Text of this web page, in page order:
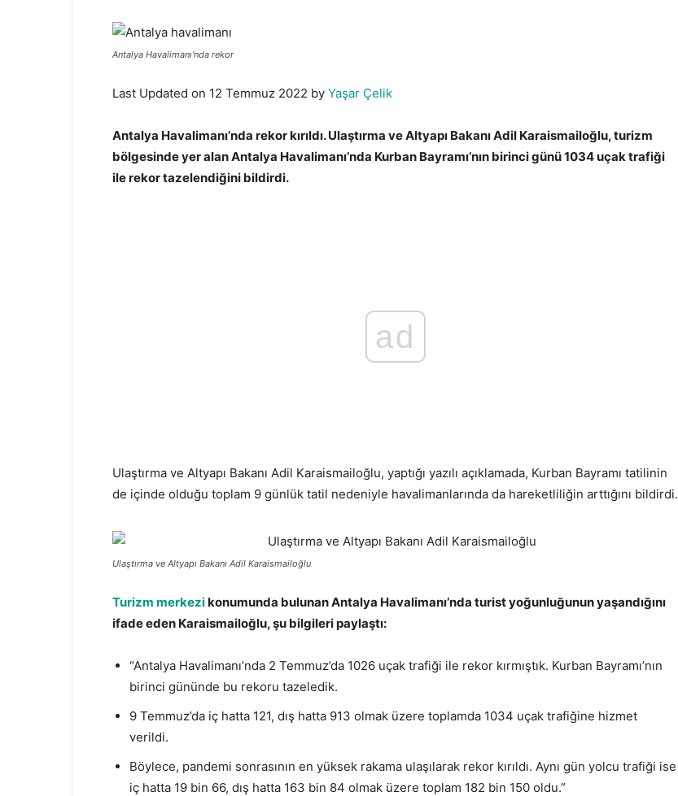
Antalya Havalimanı'nda rekor
Last Updated on 12 Temmuz 2022 by Yaşar Çelik
Antalya Havalimanı’nda rekor kırıldı. Ulaştırma ve Altyapı Bakanı Adil Karaismailoğlu, turizm
bölgesinde yer alan Antalya Havalimanı’nda Kurban Bayramı’nın birinci günü 1034 uçak trafiği
ile rekor tazelendiğini bildirdi.
ad
Ulaştırma ve Altyapı Bakanı Adil Karaismailoğlu, yaptığı yazılı açıklamada, Kurban Bayramı tatilinin
de içinde olduğu toplam 9 günlük tatil nedeniyle havalimanlarında da hareketliliğin arttığını bildirdi.
Ulaştırma ve Altyapı Bakanı Adil Karaismailoğlu
Turizm merkezikonumunda bulunan Antalya Havalimanı’nda turist yoğunluğunun yaşandığını
ifade eden Karaismailoğlu, şu bilgileri paylaştı:
“Antalya Havalimanı’nda 2 Temmuz’da 1026 uçak trafiği ile rekor kırmıştık. Kurban Bayramı’nın
birinci gününde bu rekoru tazeledik.
9 Temmuz’da iç hatta 121, dış hatta 913 olmak üzere toplamda 1034 uçak trafiğine hizmet
verildi.
Böylece, pandemi sonrasının en yüksek rakama ulaşılarak rekor kırıldı. Aynı gün yolcu trafiği ise
iç hatta 19 bin 66, dış hatta 163 bin 84 olmak üzere toplam 182 bin 150 oldu.”